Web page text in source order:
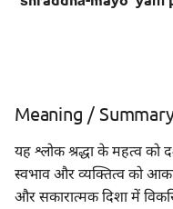
Meaning /
यह श्लोक श्रद्धा के महत्व को
स्वभाव और व्यक्तित्व को
और सकारात्मक दिशा में